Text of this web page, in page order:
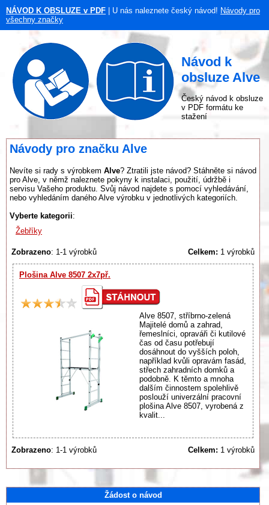
NÁVOD K OBSLUZE v PDF | U nás naleznete český návod! Návody pro
všechny značky
Návod k
obsluze Alve
Český návod k obsluze
v PDF formátu ke
stažení
Návody pro značku Alve
Nevíte si rady s výrobkem Alve? Ztratili jste návod? Stáhněte si návod
pro Alve, v němž naleznete pokyny k instalaci, použití, údržbě i
servisu Vašeho produktu. Svůj návod najdete s pomocí vyhledávání,
nebo vyhledáním daného Alve výrobku v jednotlivých kategoriích.
Vyberte kategorii:
Žebříky
Zobrazeno: 1-1 výrobků Celkem: 1 výrobků
Plošina Alve 8507 2x7př.
Alve 8507, stříbrno-zelená
Majitelé domů a zahrad,
řemeslníci, opraváři či kutilové
čas od času potřebují
dosáhnout do vyšších poloh,
například kvůli opravám fasád,
střech zahradních domků a
podobně. K těmto a mnoha
dalším činnostem spolehlivě
poslouží univerzální pracovní
plošina Alve 8507, vyrobená z
kvalit...
Zobrazeno: 1-1 výrobků Celkem: 1 výrobků
Žádost o návod